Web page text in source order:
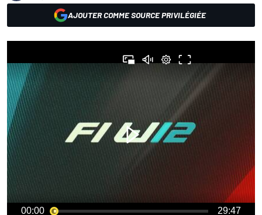
AJOUTER COMME SOURCE PRIVILÉGIÉE
00:00 29:47